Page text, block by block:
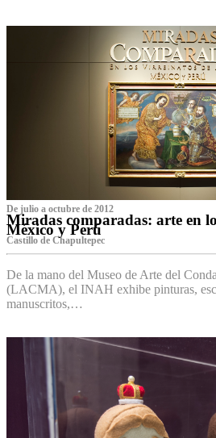
De julio a octubre de 2012
Miradas comparadas: arte en
México y Perú
Castillo de Chapultepec
De la mano del Museo de Arte del
(LACMA), el INAH exhibe pinturas,
manuscritos,…